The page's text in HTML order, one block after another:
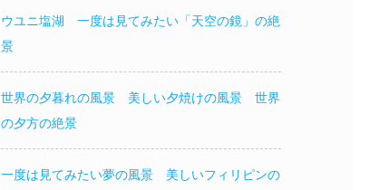
ウユニ塩湖 一度は見てみたい「天空の鏡」の絶
景
世界の夕暮れの風景 美しい夕焼けの風景 世界
の夕方の絶景
一度は見てみたい夢の風景 美しいフィリピンの